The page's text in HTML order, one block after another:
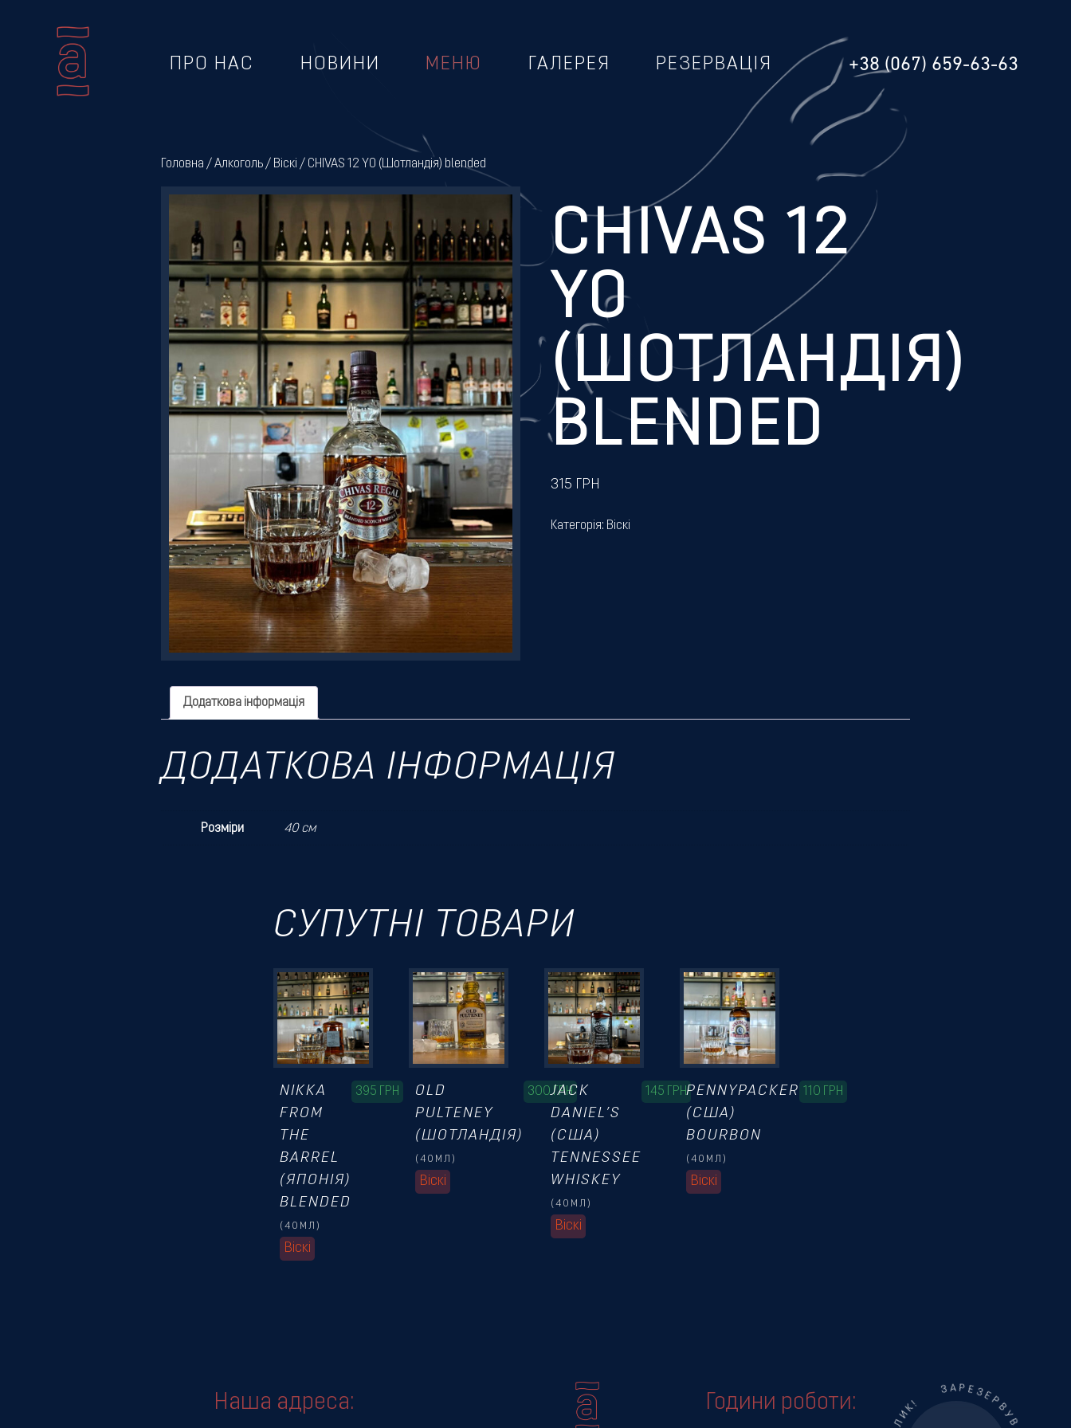
Резервація
ПРО НАС НОВИНИ МЕНЮ ГАЛЕРЕЯ РЕЗЕРВАЦІЯ +38 (067) 659-63-63
Головна / Алкоголь/ Віскі / CHIVAS 12 YO (Шотландія) blended
CHIVAS 12
YO
(ШОТЛАНДІЯ)
BLENDED
315 ГРН
Категорія: Віскі
Додаткова інформація
ДОДАТКОВА ІНФОРМАЦІЯ
Розміри 40 см
СУПУТНІ ТОВАРИ
Віскі
(40МЛ)
NIKKA
FROM
THE
BARREL
(ЯПОНІЯ)
BLENDED
395 ГРН
Віскі
(40МЛ)
OLD
PULTENEY
(ШОТЛАНДІЯ)
300ГРН
Віскі
(40МЛ)
JACK
DANIEL’S
(США)
TENNESSEE
WHISKEY
145 ГРН
Віскі
(40МЛ)
PENNYPACKER
(США)
BOURBON
110 ГРН
Наша адреса: Години роботи: